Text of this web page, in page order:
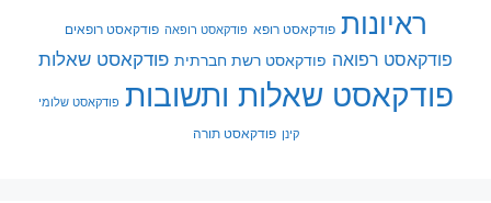
ראיונות פודקאסט רופא פודקאסט רופאה פודקאסט רופאים
פודקאסט רפואה פודקאסט רשת חברתית פודקאסט שאלות
פודקאסט שאלות ותשובות פודקאסט שלומי
קינן פודקאסט תורה